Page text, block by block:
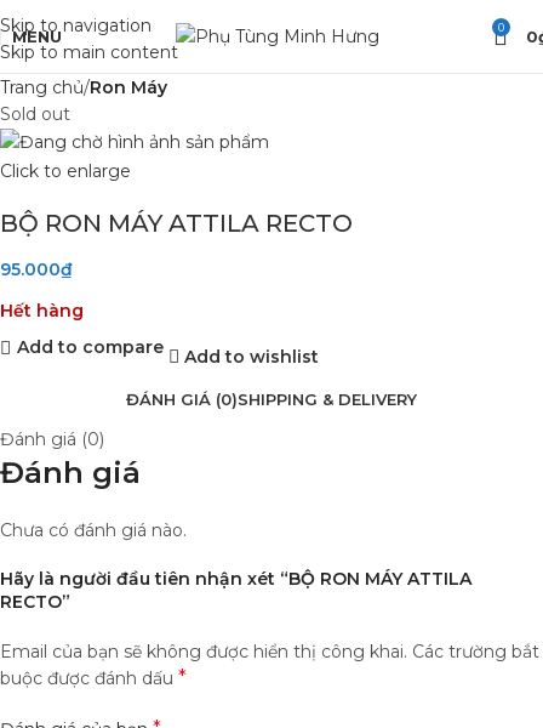
Skip to navigation
Skip to main content
MENU 0 0
Trang chủ Ron Máy
Sold out
Click to enlarge
BỘ RON MÁY ATTILA RECTO
95.000₫
Hết hàng
Add to compare
Add to wishlist
ĐÁNH GIÁ (0)SHIPPING & DELIVERY
Đánh giá (0)
Đánh giá
Chưa có đánh giá nào.
Hãy là người đầu tiên nhận xét “BỘ RON MÁY ATTILA
RECTO”
Email của bạn sẽ không được hiển thị công khai. Các trường bắt
buộc được đánh dấu *